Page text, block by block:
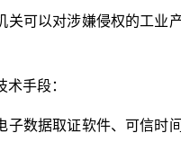
关可以对涉嫌侵权的工业
术手段：
子数据取证软件、可信时